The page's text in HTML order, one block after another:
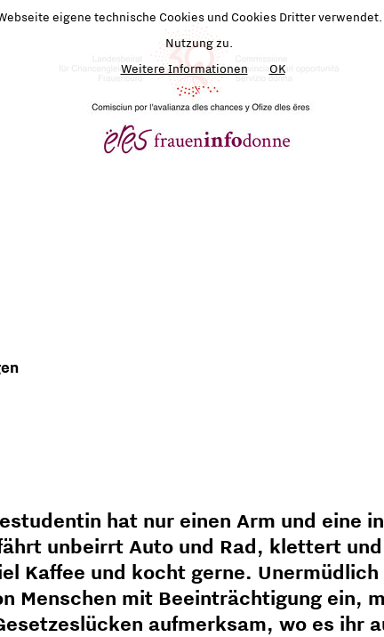
hat nur einen Arm und eine
unbeirrt Auto und Rad, klettert
Kaffee und kocht gerne.
Menschen mit Beeinträchtigung ein,
aufmerksam, wo es ihr
eigene technische Cookies und Cookies Dritter
Nutzung zu.
Weitere Informationen
OK